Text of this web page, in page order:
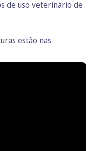
de uso veterinário de
estão nas